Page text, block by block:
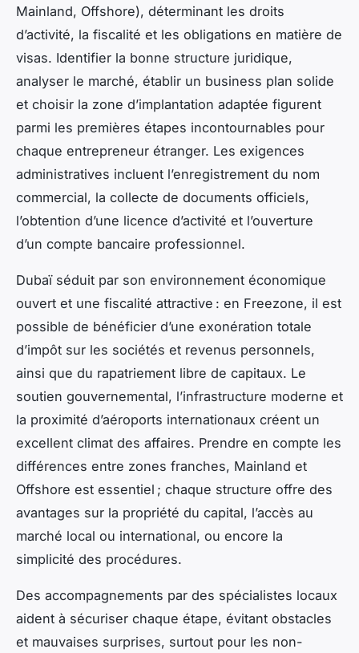
Mainland, Offshore), déterminant les droits
d’activité, la fiscalité et les obligations en matière de
visas. Identifier la bonne structure juridique,
analyser le marché, établir un business plan solide
et choisir la zone d’implantation adaptée figurent
parmi les premières étapes incontournables pour
chaque entrepreneur étranger. Les exigences
administratives incluent l’enregistrement du nom
commercial, la collecte de documents officiels,
l’obtention d’une licence d’activité et l’ouverture
d’un compte bancaire professionnel.
Dubaï séduit par son environnement économique
ouvert et une fiscalité attractive : en Freezone, il est
possible de bénéficier d’une exonération totale
d’impôt sur les sociétés et revenus personnels,
ainsi que du rapatriement libre de capitaux. Le
soutien gouvernemental, l’infrastructure moderne et
la proximité d’aéroports internationaux créent un
excellent climat des affaires. Prendre en compte les
différences entre zones franches, Mainland et
Offshore est essentiel ; chaque structure offre des
avantages sur la propriété du capital, l’accès au
marché local ou international, ou encore la
simplicité des procédures.
Des accompagnements par des spécialistes locaux
aident à sécuriser chaque étape, évitant obstacles
et mauvaises surprises, surtout pour les non-